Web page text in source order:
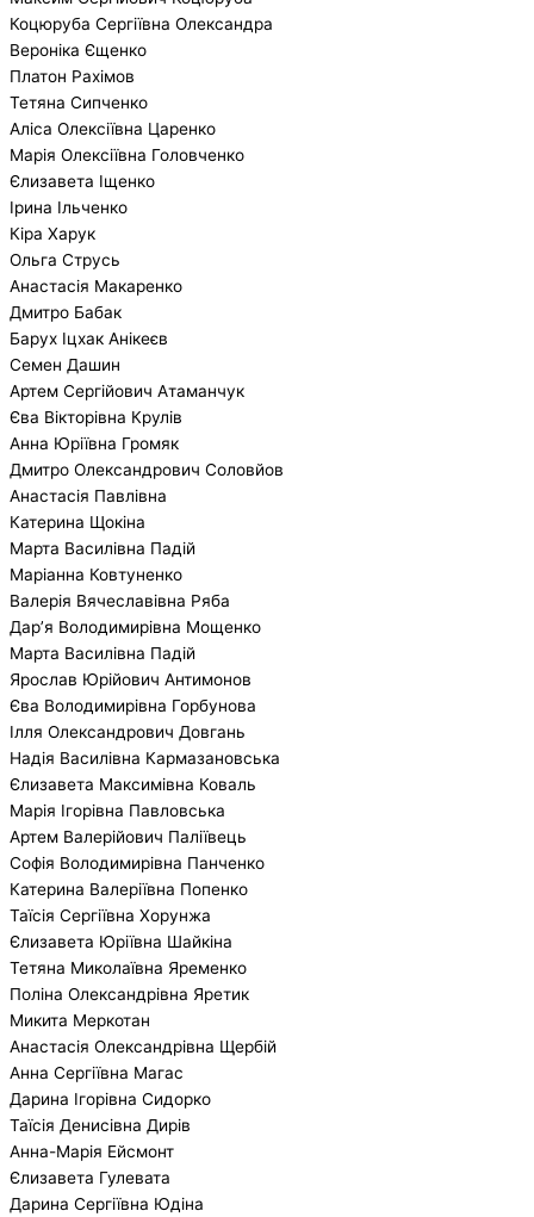
Коцюруба Сергіївна Олександра
Вероніка Єщенко
Платон Рахімов
Тетяна Сипченко
Аліса Олексіївна Царенко
Марія Олексіївна Головченко
Єлизавета Іщенко
Ірина Ільченко
Кіра Харук
Ольга Струсь
Анастасія Макаренко
Дмитро Бабак
Барух Іцхак Анікеєв
Семен Дашин
Артем Сергійович Атаманчук
Єва Вікторівна Крулів
Анна Юріївна Громяк
Дмитро Олександрович Соловйов
Анастасія Павлівна
Катерина Щокіна
Марта Василівна Падій
Маріанна Ковтуненко
Валерія Вячеславівна Ряба
Дар’я Володимирівна Мощенко
Марта Василівна Падій
Ярослав Юрійович Антимонов
Єва Володимирівна Горбунова
Ілля Олександрович Довгань
Надія Василівна Кармазановська
Єлизавета Максимівна Коваль
Марія Ігорівна Павловська
Артем Валерійович Паліївець
Софія Володимирівна Панченко
Катерина Валеріївна Попенко
Таїсія Сергіївна Хорунжа
Єлизавета Юріївна Шайкіна
Тетяна Миколаївна Яременко
Поліна Олександрівна Яретик
Микита Меркотан
Анастасія Олександрівна Щербій
Анна Сергіївна Магас
Дарина Ігорівна Сидорко
Таїсія Денисівна Дирів
Анна-Марія Ейсмонт
Єлизавета Гулевата
Дарина Сергіївна Юдіна